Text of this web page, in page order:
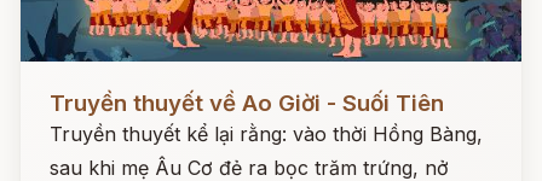
Đọc ngay
Truyền thuyết về Ao Giời - Suối Tiên
Truyền thuyết kể lại rằng: vào thời Hồng Bàng,
sau khi mẹ Âu Cơ đẻ ra bọc trăm trứng, nở